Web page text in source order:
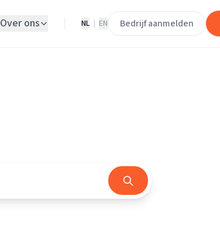
Over ons NL EN Bedrijf aanmelden